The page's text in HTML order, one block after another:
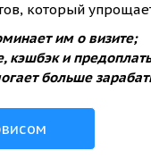
который
им о визите;
кэшбэк и
больше